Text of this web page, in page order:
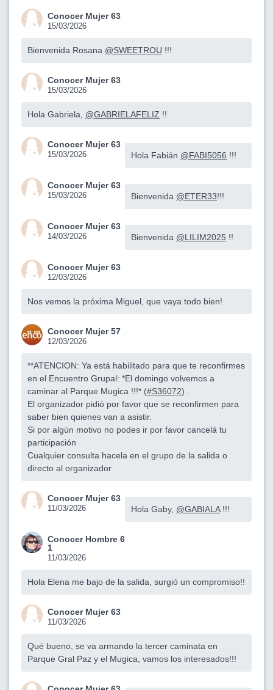
Conocer Mujer 63
15/03/2026
Bienvenida Rosana @SWEETROU !!!
Conocer Mujer 63
15/03/2026
Hola Gabriela, @GABRIELAFELIZ !!
Conocer Mujer 63
15/03/2026 Hola Fabián @FABI5056 !!!
Conocer Mujer 63
15/03/2026 Bienvenida @ETER33!!!
Conocer Mujer 63
14/03/2026 Bienvenida @LILIM2025 !!
Conocer Mujer 63
12/03/2026
Nos vemos la próxima Miguel, que vaya todo bien!
Conocer Mujer 57
12/03/2026
**ATENCION: Ya está habilitado para que te reconfirmes
en el Encuentro Grupal: *El domingo volvemos a
caminar al Parque Mugica !!!* (#S36072) .
El organizador pidió por favor que se reconfirmen para
saber bien quienes van a asistir.
Si por algún motivo no podes ir por favor cancelá tu
participación
Cualquier consulta hacela en el grupo de la salida o
directo al organizador
Conocer Mujer 63
11/03/2026 Hola Gaby, @GABIALA!!!
Conocer Hombre 6
1
11/03/2026
Hola Elena me bajo de la salida, surgió un compromiso!!
Conocer Mujer 63
11/03/2026
Qué bueno, se va armando la tercer caminata en
Parque Gral Paz y el Mugica, vamos los interesados!!!